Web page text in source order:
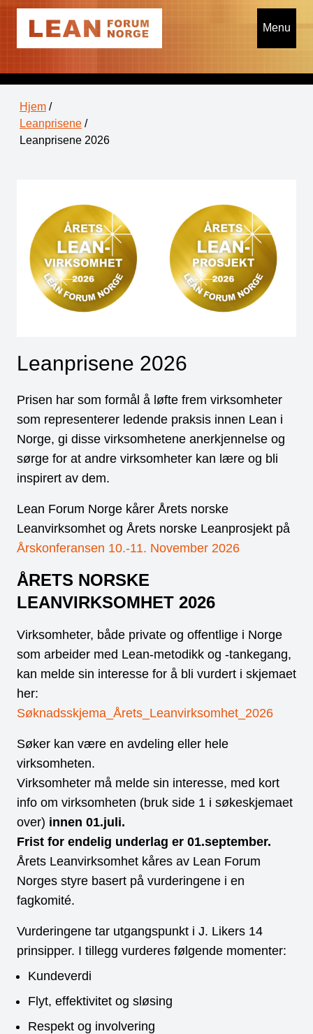
Menu
Hjem /
Leanprisene /
Leanprisene 2026
Leanprisene 2026
Prisen har som formål å løfte frem virksomheter
som representerer ledende praksis innen Lean i
Norge, gi disse virksomhetene anerkjennelse og
sørge for at andre virksomheter kan lære og bli
inspirert av dem.
Lean Forum Norge kårer Årets norske
Leanvirksomhet og Årets norske Leanprosjekt på
Årskonferansen 10.-11. November 2026
ÅRETS NORSKE
LEANVIRKSOMHET 2026
Virksomheter, både private og offentlige i Norge
som arbeider med Lean-metodikk og -tankegang,
kan melde sin interesse for å bli vurdert i skjemaet
her:
Søknadsskjema_Årets_Leanvirksomhet_2026
Søker kan være en avdeling eller hele
virksomheten.
Virksomheter må melde sin interesse, med kort
info om virksomheten (bruk side 1 i søkeskjemaet
over) innen 01.juli.
Frist for endelig underlag er 01.september.
Årets Leanvirksomhet kåres av Lean Forum
Norges styre basert på vurderingene i en
fagkomité.
Vurderingene tar utgangspunkt i J. Likers 14
prinsipper. I tillegg vurderes følgende momenter:
Kundeverdi
Flyt, effektivitet og sløsing
Respekt og involvering